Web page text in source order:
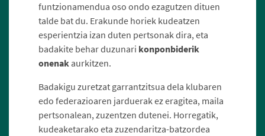
funtzionamendua oso ondo ezagutzen dituen
talde bat du. Erakunde horiek kudeatzen
esperientzia izan duten pertsonak dira, eta
badakite behar duzunari konponbiderik
onenak aurkitzen.
Badakigu zuretzat garrantzitsua dela klubaren
edo federazioaren jarduerak ez eragitea, maila
pertsonalean, zuzentzen dutenei. Horregatik,
kudeaketarako eta zuzendaritza-batzordea